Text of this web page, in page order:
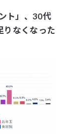
ト」、30代
りなくなった